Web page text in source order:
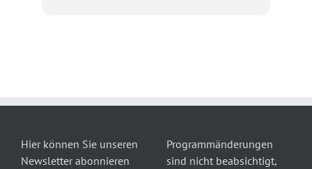
Hier können Sie unseren
Newsletter abonnieren
Programmänderungen
sind nicht beabsichtigt,